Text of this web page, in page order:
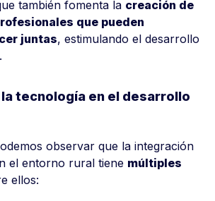
también fomenta la creación de
que pueden
juntas, estimulando el desarrollo
tecnología en el desarrollo
observar que la integración
el entorno rural tiene múltiples
ellos: